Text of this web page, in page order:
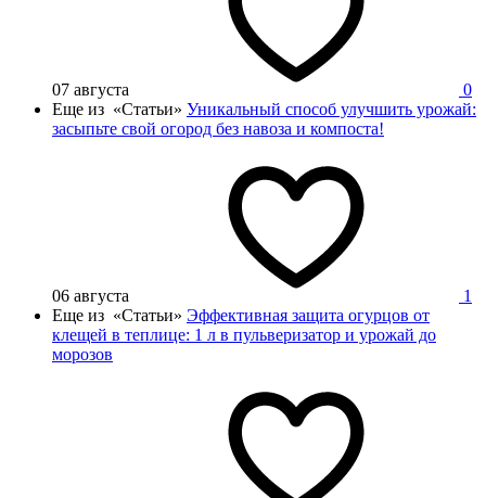
07 августа
0
Еще из «Статьи» Уникальный способ улучшить урожай:
засыпьте свой огород без навоза и компоста!
06 августа
1
Еще из «Статьи» Эффективная защита огурцов от
клещей в теплице: 1 л в пульверизатор и урожай до
морозов